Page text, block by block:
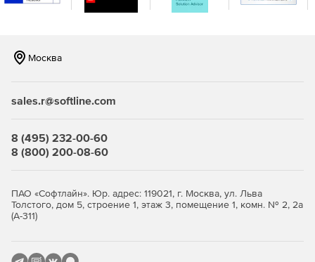
интеграцию.
Москва
sales.r@softline.com
8 (495) 232-00-60
8 (800) 200-08-60
ПАО «Софтлайн». Юр. адрес: 119021, г. Москва, ул. Льва
Толстого, дом 5, строение 1, этаж 3, помещение 1, комн. № 2, 2а
(А-311)